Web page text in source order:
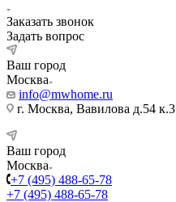
Заказать звонок
Задать вопрос
Ваш город
Москва
info@mwhome.ru
г. Москва, Вавилова д.54 к.3
Ваш город
Москва
+7 (495) 488-65-78
+7 (495) 488-65-78